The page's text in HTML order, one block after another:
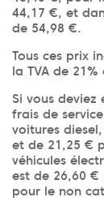
44,17 €, et
de 54,98 €.
Tous ces prix
la TVA de
Si vous deviez
frais de
voitures
et de 21,25 €
véhicules
est de 26,60 €
pour le non